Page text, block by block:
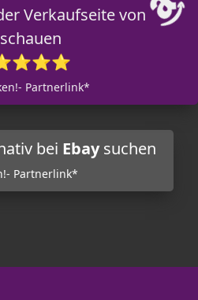
Verkaufseite von
Partnerlink*
bei Ebaysuchen
Partnerlink*